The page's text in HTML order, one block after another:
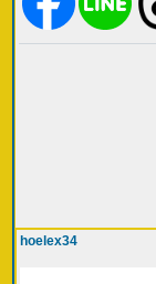
hoelex34